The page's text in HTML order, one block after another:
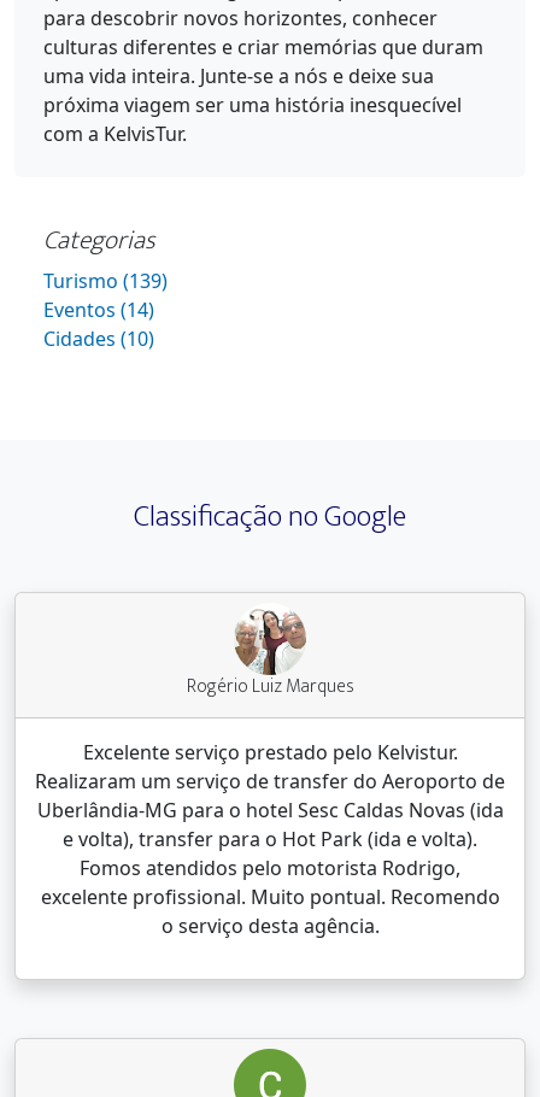
para descobrir novos horizontes, conhecer
culturas diferentes e criar memórias que duram
uma vida inteira. Junte-se a nós e deixe sua
próxima viagem ser uma história inesquecível
com a KelvisTur.
Categorias
Turismo (139)
Eventos (14)
Cidades (10)
Classificação no Google
Rogério Luiz Marques
Excelente serviço prestado pelo Kelvistur.
Realizaram um serviço de transfer do Aeroporto de
Uberlândia-MG para o hotel Sesc Caldas Novas (ida
e volta), transfer para o Hot Park (ida e volta).
Fomos atendidos pelo motorista Rodrigo,
excelente profissional. Muito pontual. Recomendo
o serviço desta agência.